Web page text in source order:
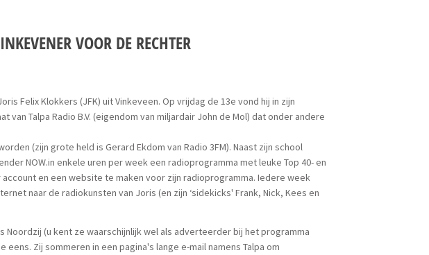
VOOR DE RECHTER
Felix Klokkers (JFK) uit Vinkeveen. Op vrijdag de 13e vond hij in zijn
van Talpa Radio B.V. (eigendom van miljardair John de Mol) dat onder andere
(zijn grote held is Gerard Ekdom van Radio 3FM). Naast zijn school
NOW.in enkele uren per week een radioprogramma met leuke Top 40- en
en een website te maken voor zijn radioprogramma. Iedere week
naar de radiokunsten van Joris (en zijn ‘sidekicks' Frank, Nick, Kees en
Noordzij (u kent ze waarschijnlijk wel als adverteerder bij het programma
eens. Zij sommeren in een pagina's lange e-mail namens Talpa om